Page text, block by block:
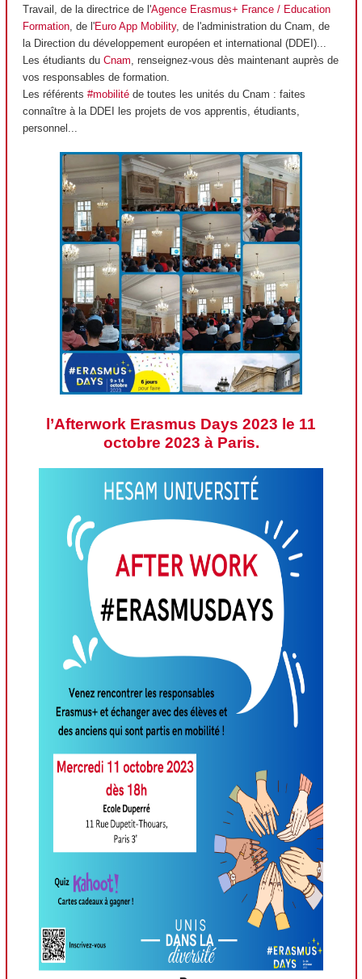
Travail, de la directrice de l'Agence Erasmus+ France / Education
Formation , de l'Euro App Mobility, de l'administration du Cnam, de
la Direction du développement européen et international (DDEI)...
Les étudiants du Cnam , renseignez-vous dès maintenant auprès de
vos responsables de formation.
Les référents #mobilité de toutes les unités du Cnam : faites
connaître à la DDEI les projets de vos apprentis , étudiants,
personnel...
l’Afterwork Erasmus Days 2023 le 11
octobre 2023 à Paris.